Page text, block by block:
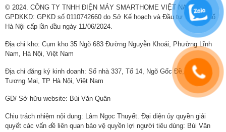
Bật lên là TV QLED 4K, tắt đi là tranh nghệ
thuật
Chế độ tranh Art Mode
Biến TV The Frame thành một phòng trưng bày ngay cả khi tắt. Khám
phá và thưởng thức bộ sưu tập nghệ thuật hơn 370 tác phẩm miễn phí
© 2024. CÔNG TY TNHH ĐIỆN MÁY SMARTHOME VIỆT NAM.
GPDKKD: GPKD số 0110742660 do Sở Kế hoạch và Đầu tư Thành phố
Hà Nội cấp lần đầu ngày 11/06/2024.
Địa chỉ kho: Cụm kho 35 Ngõ 683 Đường Nguyễn Khoái, Phường Lĩnh
Nam, Hà Nội, Việt Nam
Địa chỉ đăng ký kinh doanh: Số nhà 337, Tổ 14, Ngõ Gốc Đề, Phường
Tương Mai, TP Hà Nội, Việt Nam
GĐ/ Sở hữu website: Bùi Văn Quân
Chịu trách nhiệm nội dung: Lâm Ngọc Thuyết. Đại diện ủy quyền giải
quyết các vấn đề liên quan bảo vệ quyền lợi người tiêu dùng: Bùi Văn